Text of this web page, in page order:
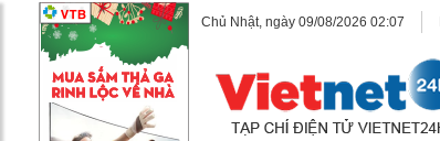
Chủ Nhật, ngày 09/08/2026 02:07